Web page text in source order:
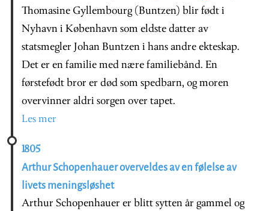
Thomasine Gyllembourg (Buntzen) blir født i
Nyhavn i København som eldste datter av
statsmegler Johan Buntzen i hans andre ekteskap.
Det er en familie med nære familiebånd. En
førstefødt bror er død som spedbarn, og moren
overvinner aldri sorgen over tapet.
Les mer
1805
Arthur Schopenhauer overveldes av en følelse av
livets meningsløshet
Arthur Schopenhauer er blitt sytten år gammel og